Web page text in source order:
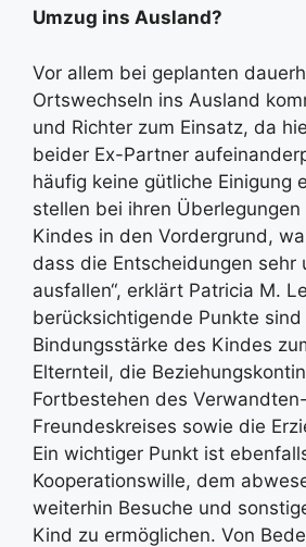
Umzug ins Ausland?
Vor allem bei geplanten
Ortswechseln ins Ausland
und Richter zum Einsatz, da
beider Ex-Partner
häufig keine gütliche Einigung
stellen bei ihren Überlegungen
Kindes in den Vordergrund,
dass die Entscheidungen sehr
ausfallen“, erklärt Patricia M.
berücksichtigende Punkte
Bindungsstärke des Kindes
Elternteil, die
Fortbestehen des
Freundeskreises sowie die
Ein wichtiger Punkt ist
Kooperationswille, dem
weiterhin Besuche und
Kind zu ermöglichen. Von